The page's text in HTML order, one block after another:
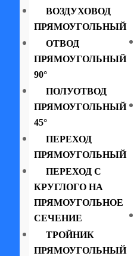
ВОЗДУХОВОД
ПРЯМОУГОЛЬНЫЙ
ОТВОД
ПРЯМОУГОЛЬНЫЙ
90°
ПОЛУОТВОД
ПРЯМОУГОЛЬНЫЙ
45°
ПЕРЕХОД
ПРЯМОУГОЛЬНЫЙ
ПЕРЕХОД С
КРУГЛОГО НА
ПРЯМОУГОЛЬНОЕ
СЕЧЕНИЕ
ТРОЙНИК
ПРЯМОУГОЛЬНЫЙ